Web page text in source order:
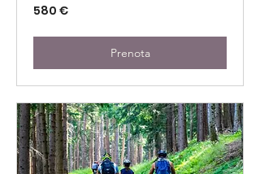
580
euro
580 €
Prenota